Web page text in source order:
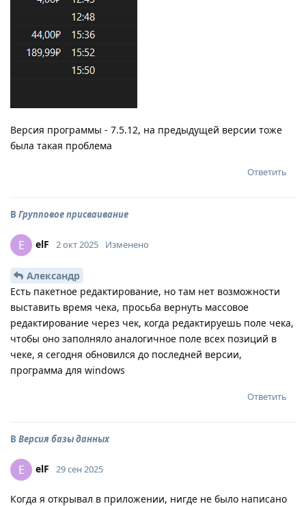
Версия программы - 7.5.12, на предыдущей версии тоже
была такая проблема
Ответить
В Групповое присваивание
E elF 2 окт 2025 Изменено
Александр
Есть пакетное редактирование, но там нет возможности
выставить время чека, просьба вернуть массовое
редактирование через чек, когда редактируешь поле чека,
чтобы оно заполняло аналогичное поле всех позиций в
чеке, я сегодня обновился до последней версии,
программа для windows
Ответить
В Версия базы данных
E elF 29 сен 2025
Когда я открывал в приложении, нигде не было написано